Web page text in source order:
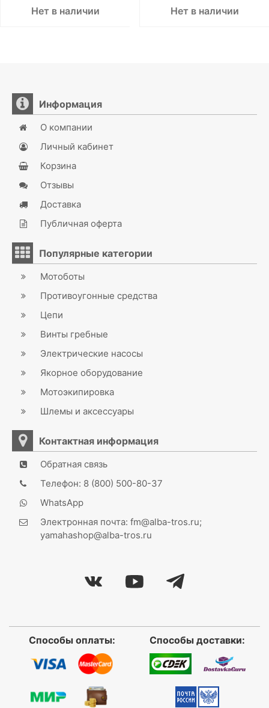
Нет в наличии Нет в наличии
Информация
О компании
Личный кабинет
Корзина
Отзывы
Доставка
Публичная оферта
Популярные категории
Мотоботы
Противоугонные средства
Цепи
Винты гребные
Электрические насосы
Якорное оборудование
Мотоэкипировка
Шлемы и аксессуары
Контактная информация
Обратная связь
Телефон: 8 (800) 500-80-37
WhatsApp
Электронная почта: fm@alba-tros.ru;
yamahashop@alba-tros.ru
Способы оплаты: Способы доставки: